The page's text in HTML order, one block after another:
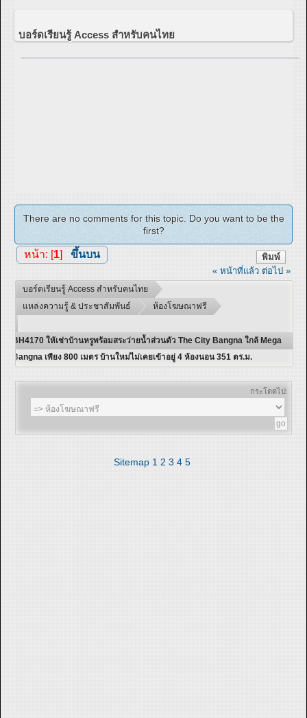
บอร์ดเรียนรู้ Access สำหรับคนไทย
There are no comments for this topic. Do you want to be the
first?
พิมพ์
หน้า: [ 1] ขึ้นบน
« หน้าที่แล้ว ต่อไป »
บอร์ดเรียนรู้ Access สำหรับคนไทย
แหล่งความรู้ & ประชาสัมพันธ์
ห้องโฆษณาฟรี
BH4170 ให้เช่าบ้านหรูพร้อมสระว่ายน้ำส่วนตัว The City Bangna ใกล้ Mega
Bangna เพียง 800 เมตร บ้านใหม่ไม่เคยเข้าอยู่ 4 ห้องนอน 351 ตร.ม.
กระโดดไป:
Sitemap 1 2 3 4 5